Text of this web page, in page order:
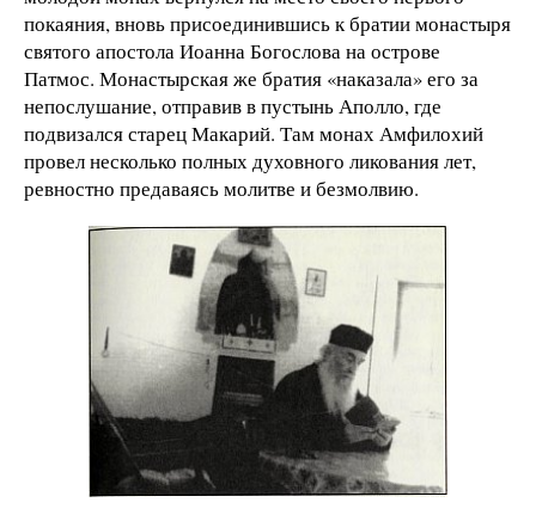
покаяния, вновь присоединившись к братии монастыря
святого апостола Иоанна Богослова на острове
Патмос. Монастырская же братия «наказала» его за
непослушание, отправив в пустынь Аполло, где
подвизался старец Макарий. Там монах Амфилохий
провел несколько полных духовного ликования лет,
ревностно предаваясь молитве и безмолвию.